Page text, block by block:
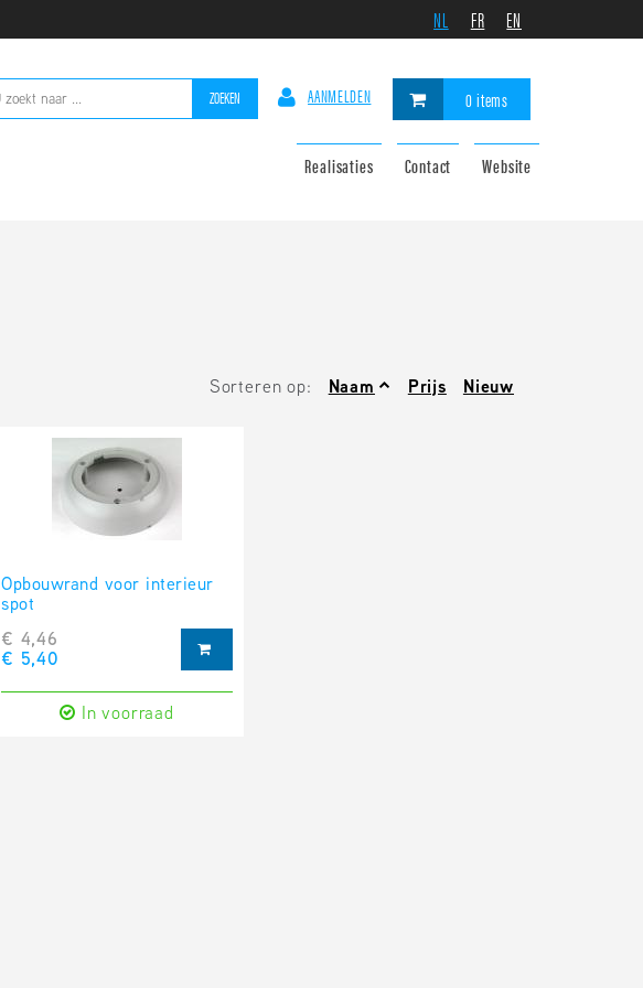
NL FR EN
0 items
AANMELDEN
ZOEKEN
Realisaties Contact Website
Sorteren op: Naam Prijs Nieuw
Opbouwrand voor interieur
spot
€ 4,46
€ 5,40
In voorraad